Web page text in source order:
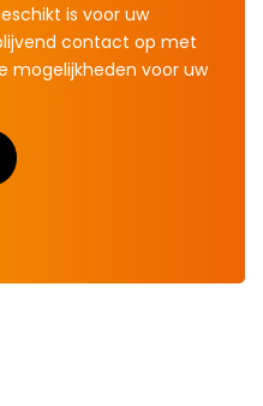
is voor uw
contact op met
mogelijkheden voor uw